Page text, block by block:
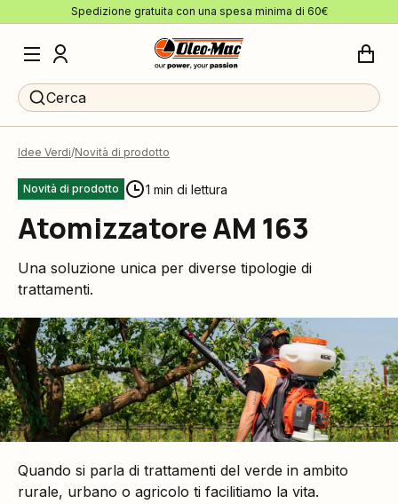
Spedizione gratuita con una spesa minima di 60€
Cerca
Idee Verdi Novità di prodotto
Novità di prodotto 1 min di lettura
Atomizzatore AM 163
Una soluzione unica per diverse tipologie di
trattamenti.
Quando si parla di trattamenti del verde in ambito
rurale, urbano o agricolo ti facilitiamo la vita.